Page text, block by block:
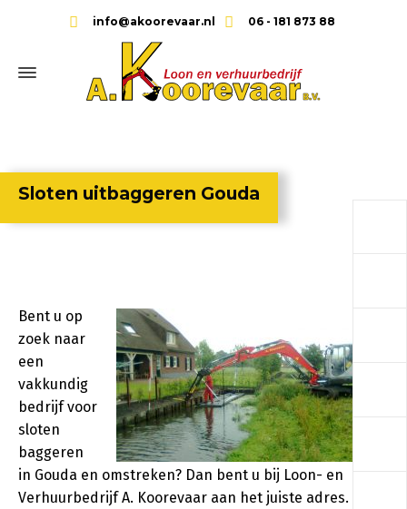
info@akoorevaar.nl 06 - 181 873 88
Sloten uitbaggeren Gouda
Bent u op
zoek naar
een
vakkundig
bedrijf voor
sloten
baggeren
in Gouda en omstreken? Dan bent u bij Loon- en
Verhuurbedrijf A. Koorevaar aan het juiste adres. Wij